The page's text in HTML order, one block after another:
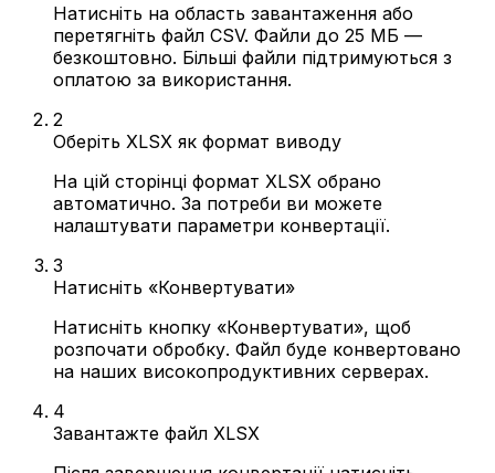
Натисніть на область завантаження або
перетягніть файл CSV. Файли до 25 МБ —
безкоштовно. Більші файли підтримуються з
оплатою за використання.
2
Оберіть XLSX як формат виводу
На цій сторінці формат XLSX обрано
автоматично. За потреби ви можете
налаштувати параметри конвертації.
3
Натисніть «Конвертувати»
Натисніть кнопку «Конвертувати», щоб
розпочати обробку. Файл буде конвертовано
на наших високопродуктивних серверах.
4
Завантажте файл XLSX